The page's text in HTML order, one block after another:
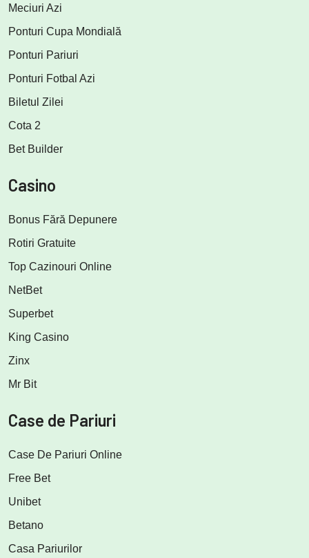
Meciuri Azi
Ponturi Cupa Mondială
Ponturi Pariuri
Ponturi Fotbal Azi
Biletul Zilei
Cota 2
Bet Builder
Casino
Bonus Fără Depunere
Rotiri Gratuite
Top Cazinouri Online
NetBet
Superbet
King Casino
Zinx
Mr Bit
Case de Pariuri
Case De Pariuri Online
Free Bet
Unibet
Betano
Casa Pariurilor